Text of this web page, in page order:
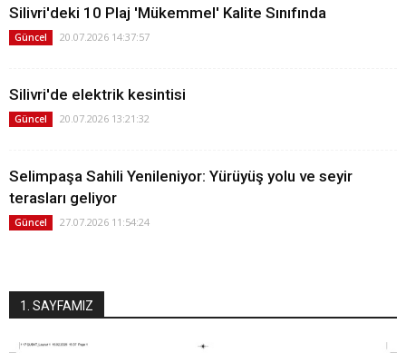
Silivri'deki 10 Plaj 'Mükemmel' Kalite Sınıfında
Güncel 20.07.2026 14:37:57
Silivri'de elektrik kesintisi
Güncel 20.07.2026 13:21:32
Selimpaşa Sahili Yenileniyor: Yürüyüş yolu ve seyir
terasları geliyor
Güncel 27.07.2026 11:54:24
1. SAYFAMIZ